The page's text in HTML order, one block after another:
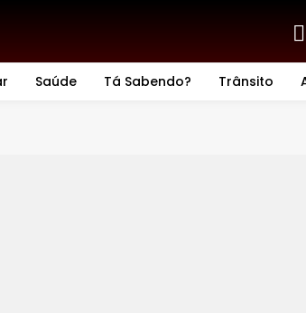
Saúde Tá Sabendo? Trânsito